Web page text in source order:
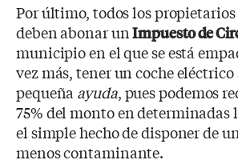
Por último, todos los
deben abonar unImpuesto de
municipio en el que se está
vez más, tener un coche
pequeña ayuda, pues podemos
75% del monto en determinadas
el simple hecho de disponer de
menos contaminante.